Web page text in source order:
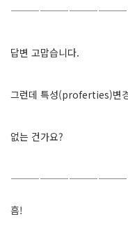
————————————
답변 고맙습니다.
그런데 특성(proferties)변
없는 건가요?
————————————
흠!